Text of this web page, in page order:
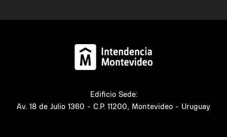
Edificio Sede:
Av. 18 de Julio 1360 - C.P. 11200, Montevideo - Uruguay